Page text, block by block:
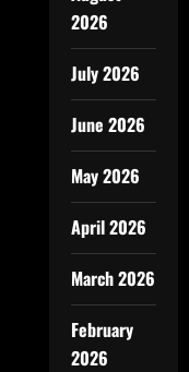
2026
July 2026
June 2026
May 2026
April 2026
March 2026
February
2026